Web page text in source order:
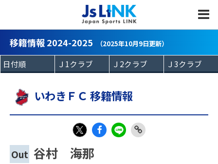
移籍情報 2024-2025 （2025年10月9日更新）
いわきＦＣ 移籍情報
Out 谷村 海那